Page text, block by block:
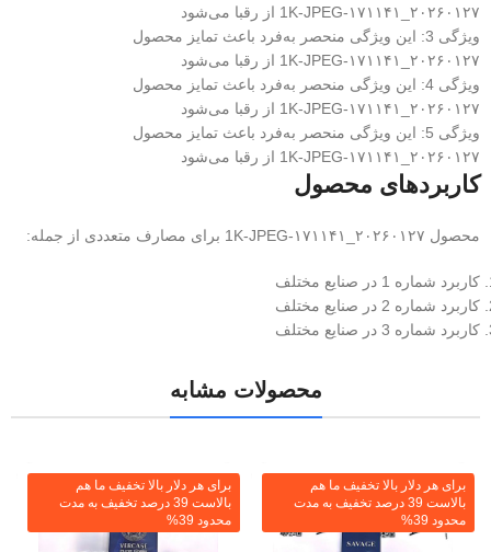
۲۰۲۶۰۱۲۷_۱۷۱۱۴۱-1K-JPEG از رقبا می‌شود
ویژگی 3: این ویژگی منحصر به‌فرد باعث تمایز محصول
۲۰۲۶۰۱۲۷_۱۷۱۱۴۱-1K-JPEG از رقبا می‌شود
ویژگی 4: این ویژگی منحصر به‌فرد باعث تمایز محصول
۲۰۲۶۰۱۲۷_۱۷۱۱۴۱-1K-JPEG از رقبا می‌شود
ویژگی 5: این ویژگی منحصر به‌فرد باعث تمایز محصول
۲۰۲۶۰۱۲۷_۱۷۱۱۴۱-1K-JPEG از رقبا می‌شود
کاربردهای محصول
محصول ۲۰۲۶۰۱۲۷_۱۷۱۱۴۱-1K-JPEG برای مصارف متعددی از جمله:
کاربرد شماره 1 در صنایع مختلف
کاربرد شماره 2 در صنایع مختلف
کاربرد شماره 3 در صنایع مختلف
محصولات مشابه
برای هر دلار بالا تخفیف ما هم
بالاست 39 درصد تخفیف به مدت
محدود 39%
برای هر دلار بالا تخفیف ما هم
بالاست 39 درصد تخفیف به مدت
محدود 39%